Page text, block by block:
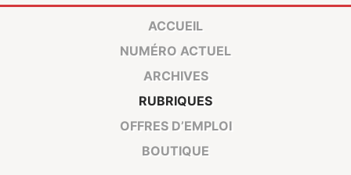
ACCUEIL
NUMÉRO ACTUEL
ARCHIVES
RUBRIQUES
OFFRES D’EMPLOI
BOUTIQUE